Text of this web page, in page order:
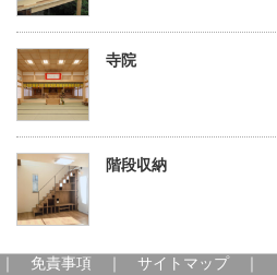
寺院
階段収納
免責事項 サイトマップ｜